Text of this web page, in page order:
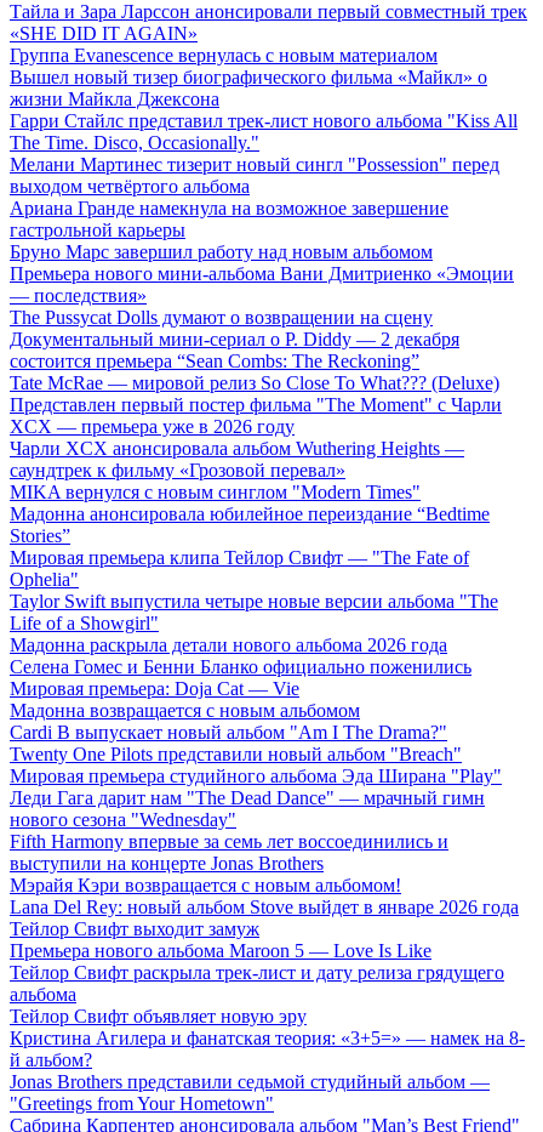
Тайла и Зара Ларссон анонсировали первый совместный трек
«SHE DID IT AGAIN»
Группа Evanescence вернулась с новым материалом
Вышел новый тизер биографического фильма «Майкл» о
жизни Майкла Джексона
Гарри Стайлс представил трек-лист нового альбома "Kiss All
The Time. Disco, Occasionally."
Мелани Мартинес тизерит новый сингл "Possession" перед
выходом четвёртого альбома
Ариана Гранде намекнула на возможное завершение
гастрольной карьеры
Бруно Марс завершил работу над новым альбомом
Премьера нового мини-альбома Вани Дмитриенко «Эмоции
— последствия»
The Pussycat Dolls думают о возвращении на сцену
Документальный мини-сериал о P. Diddy — 2 декабря
состоится премьера “Sean Combs: The Reckoning”
Tate McRae — мировой релиз So Close To What??? (Deluxe)
Представлен первый постер фильма "The Moment" с Чарли
XCX — премьера уже в 2026 году
Чарли XCX анонсировала альбом Wuthering Heights —
саундтрек к фильму «Грозовой перевал»
MIKA вернулся с новым синглом "Modern Times"
Мадонна анонсировала юбилейное переиздание “Bedtime
Stories”
Мировая премьера клипа Тейлор Свифт — "The Fate of
Ophelia"
Taylor Swift выпустила четыре новые версии альбома "The
Life of a Showgirl"
Мадонна раскрыла детали нового альбома 2026 года
Селена Гомес и Бенни Бланко официально поженились
Мировая премьера: Doja Cat — Vie
Мадонна возвращается с новым альбомом
Cardi B выпускает новый альбом "Am I The Drama?"
Twenty One Pilots представили новый альбом "Breach"
Мировая премьера студийного альбома Эда Ширана "Play"
Леди Гага дарит нам "The Dead Dance" — мрачный гимн
нового сезона "Wednesday"
Fifth Harmony впервые за семь лет воссоединились и
выступили на концерте Jonas Brothers
Мэрайя Кэри возвращается с новым альбомом!
Lana Del Rey: новый альбом Stove выйдет в январе 2026 года
Тейлор Свифт выходит замуж
Премьера нового альбома Maroon 5 — Love Is Like
Тейлор Свифт раскрыла трек-лист и дату релиза грядущего
альбома
Тейлор Свифт объявляет новую эру
Кристина Агилера и фанатская теория: «3+5=» — намек на 8-
й альбом?
Jonas Brothers представили седьмой студийный альбом —
"Greetings from Your Hometown"
Сабрина Карпентер анонсировала альбом "Man’s Best Friend"